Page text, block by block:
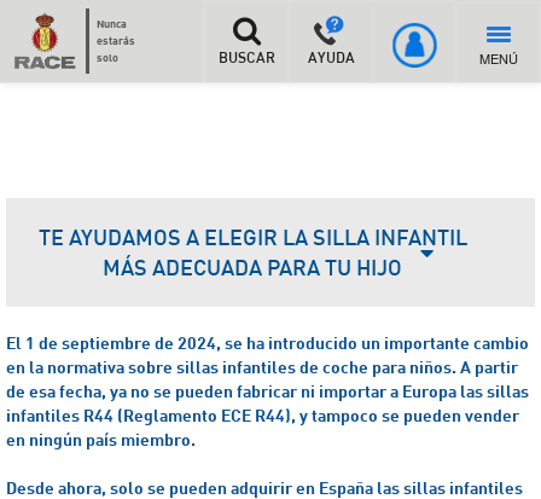
Nunca
estarás
solo
BUSCAR AYUDA MENÚ
TE AYUDAMOS A ELEGIR LA SILLA INFANTIL
MÁS ADECUADA PARA TU HIJO
El 1 de septiembre de 2024, se ha introducido un importante cambio
en la normativa sobre sillas infantiles de coche para niños. A partir
de esa fecha, ya no se pueden fabricar ni importar a Europa las sillas
infantiles R44 (Reglamento ECE R44), y tampoco se pueden vender
en ningún país miembro.
Desde ahora, solo se pueden adquirir en España las sillas infantiles